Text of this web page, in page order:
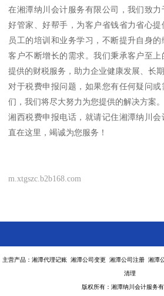
在湘潭纳川会计服务有限公司，我们致
好管家、好帮手，为客户省钱省力省心
员工的培训和业务学习，不断提升自身
客户不断增长的需求。我们秉承客户至
提供的财税服务，助力企业健康发展、长期
对于税费申报问题，如果您有任何疑问
们，我们将尽大努力为您提供的解决方案。
湘西税费申报电话，就请记住湘潭纳川
直在这里，竭诚为您服务！
m.xtgszc.b2b168.com
主营产品：湘潭代理记账 湘潭公司变更 湘潭公司注册 湘潭
清理
版权所有：湘潭纳川会计服务